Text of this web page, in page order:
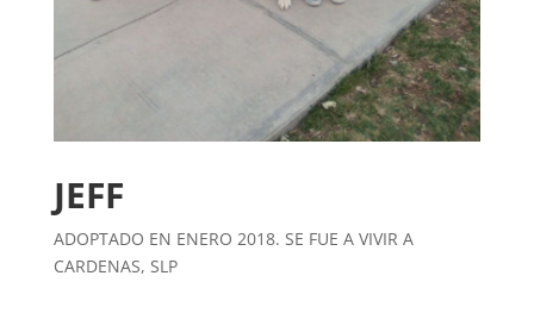
JEFF
ADOPTADO EN ENERO 2018. SE FUE A VIVIR A
CARDENAS, SLP